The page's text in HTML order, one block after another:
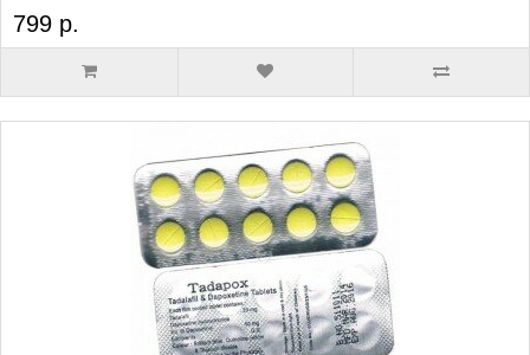
799 р.